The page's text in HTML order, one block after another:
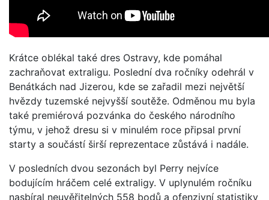
Krátce oblékal také dres Ostravy, kde pomáhal
zachraňovat extraligu. Poslední dva ročníky odehrál v
Benátkách nad Jizerou, kde se zařadil mezi největší
hvězdy tuzemské nejvyšší soutěže. Odměnou mu byla
také premiérová pozvánka do českého národního
týmu, v jehož dresu si v minulém roce připsal první
starty a součástí širší reprezentace zůstává i nadále.
V posledních dvou sezonách byl Perry nejvíce
bodujícím hráčem celé extraligy. V uplynulém ročníku
nasbíral neuvěřitelných 558 bodů a ofenzivní statistiky